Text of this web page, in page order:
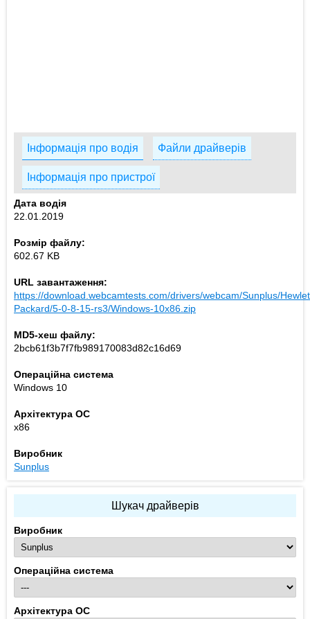
Інформація про водія Файли драйверів
Інформація про пристрої
Дата водія
22.01.2019
Розмір файлу:
602.67 KB
URL завантаження:
https://download.webcamtests.com/drivers/webcam/Sunplus/
Packard/5-0-8-15-rs3/Windows-10x86.zip
MD5-хеш файлу:
2bcb61f3b7f7fb989170083d82c16d69
Операційна система
Windows 10
Архітектура ОС
x86
Виробник
Sunplus
Шукач драйверів
Виробник
Операційна система
Архітектура ОС